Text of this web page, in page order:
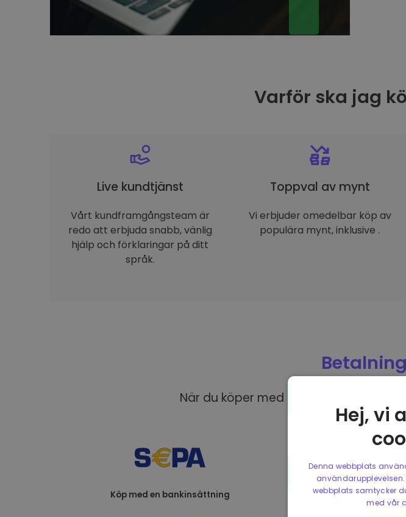
Varför ska jag
Live kundtjänst
Vårt kundframgångsteam är
redo att erbjuda snabb, vänlig
hjälp och förklaringar på ditt
språk.
Toppval av mynt
Vi erbjuder omedelbar köp av
populära mynt, inklusive .
När du köper med EUR på Kriptomat
Köp med en bankinsättning
Hej, vi
Denna webbplats
webbplats samtycker
med vår